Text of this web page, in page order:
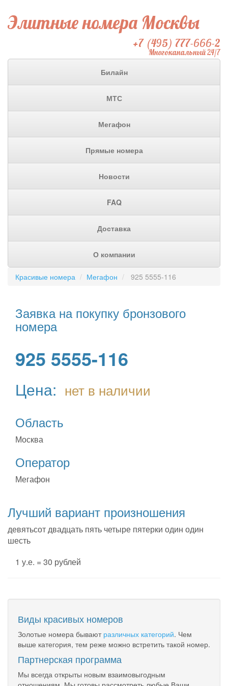
Элитные номера Москвы
+7 (495) 777-666-2
Многоканальный 24/7
Билайн
МТС
Мегафон
Прямые номера
Новости
FAQ
Доставка
О компании
Красивые номера Мегафон 925 5555-116
Заявка на покупку бронзового
номера
925 5555-116
Цена: нет в наличии
Область
Москва
Оператор
Мегафон
Лучший вариант произношения
девятьсот двадцать пять четыре пятерки один один
шесть
1 у.е. = 30 рублей
Виды красивых номеров
Золотые номера бывают различных категорий. Чем
выше категория, тем реже можно встретить такой номер.
Партнерская программа
Мы всегда открыты новым взаимовыгодным